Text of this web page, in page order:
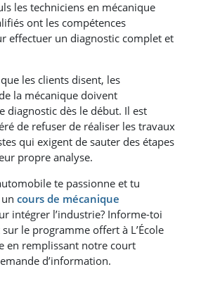
les techniciens en mécanique
ont les compétences
effectuer un diagnostic complet et
les clients disent, les
la mécanique doivent
diagnostic dès le début. Il est
de refuser de réaliser les travaux
qui exigent de sauter des étapes
propre analyse.
te passionne et tu
cours de mécanique
intégrer l’industrie? Informe-toi
le programme offert à L’École
en remplissant notre court
d’information.